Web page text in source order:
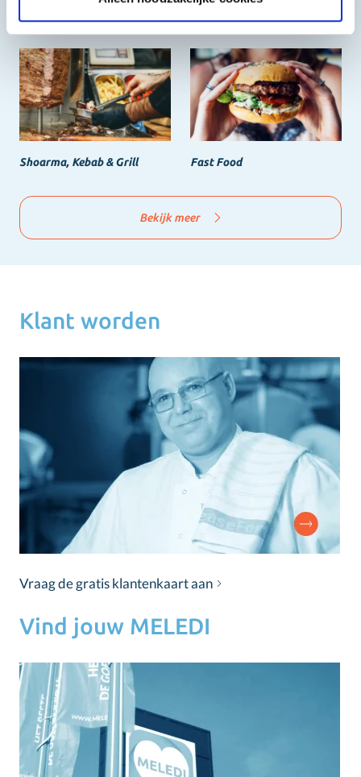
Halal Grieks & Italiaans
Shoarma, Kebab & Grill Fast Food
Bekijk meer
Klant worden
Vraag de gratis klantenkaart aan
Vind jouw MELEDI